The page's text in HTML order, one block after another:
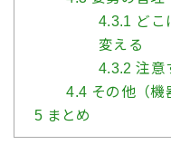
4.3.1 どこ
変える
4.3.2 注意
4.4 その他（機
5 まとめ